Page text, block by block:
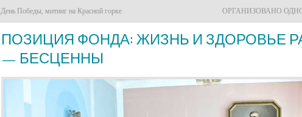
День Победы, митинг на Красной горке ОРГАНИЗОВАНО
ПОЗИЦИЯ ФОНДА: ЖИЗНЬ И ЗДОРОВЬЕ
— БЕСЦЕННЫ